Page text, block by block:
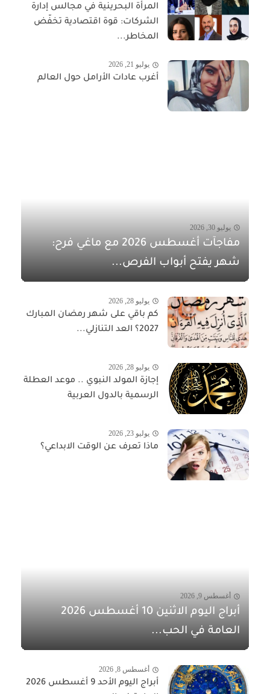
المرأة البحرينية في مجالس إدارة
الشركات: قوة اقتصادية تخفّض
المخاطر...
يوليو 21, 2026
أغرب عادات الأرامل حول العالم
يوليو 30, 2026
مفاجآت أغسطس 2026 مع ماغي فرح:
شهر يفتح أبواب الفرص...
يوليو 28, 2026
كم باقي على شهر رمضان المبارك
2027؟ العد التنازلي...
يوليو 28, 2026
إجازة المولد النبوي .. موعد العطلة
الرسمية بالدول العربية
يوليو 23, 2026
ماذا تعرف عن الوقت الابداعي؟
أغسطس 9, 2026
أبراج اليوم الاثنين 10 أغسطس 2026
العامة في الحب...
أغسطس 8, 2026
أبراج اليوم الأحد 9 أغسطس 2026